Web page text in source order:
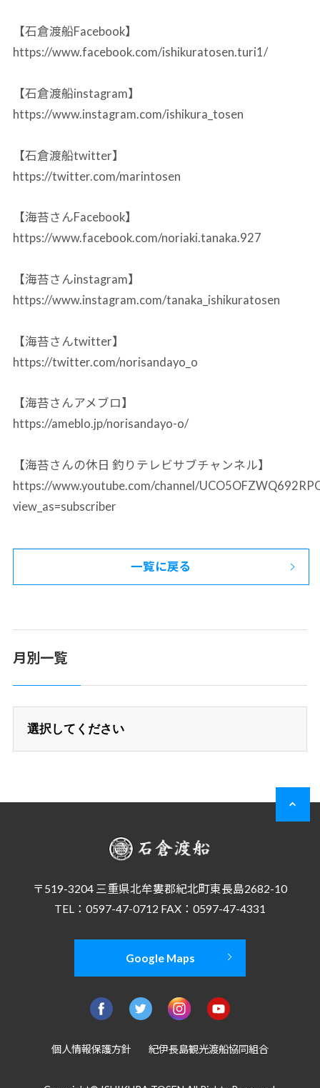
【石倉渡船Facebook】
https://www.facebook.com/ishikuratosen.turi1/
【石倉渡船instagram】
https://www.instagram.com/ishikura_tosen
【石倉渡船twitter】
https://twitter.com/marintosen
【海苔さんFacebook】
https://www.facebook.com/noriaki.tanaka.927
【海苔さんinstagram】
https://www.instagram.com/tanaka_ishikuratosen
【海苔さんtwitter】
https://twitter.com/norisandayo_o
【海苔さんアメブロ】
https://ameblo.jp/norisandayo-o/
【海苔さんの休日 釣りテレビサブチャンネル】
https://www.youtube.com/channel/
view_as=subscriber
一覧に戻る
月別一覧
〒519-3204 三重県北牟婁郡紀北町東長島2682-10
TEL：0597-47-0712 FAX：0597-47-4331
Google Maps
個人情報保護方針 紀伊長島観光渡船協同組合